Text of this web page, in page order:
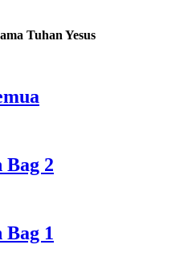
Tuhan Yesus
2
1